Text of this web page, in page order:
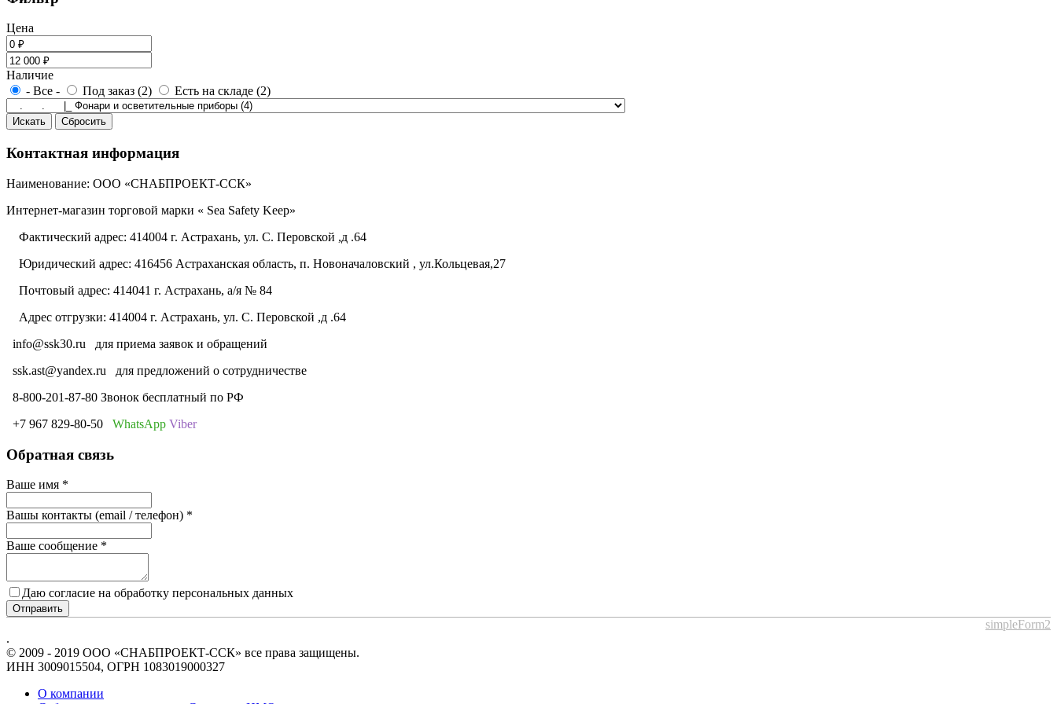
Цена
Наличие
- Все -
Под заказ (2) Есть на складе (2)
Контактная информация
Наименование: ООО «СНАБПРОЕКТ-ССК»
Интернет-магазин торговой марки « Sea Safety Keep»
Фактический адрес: 414004 г. Астрахань, ул. С. Перовской ,д .64
Юридический адрес: 416456 Астраханская область, п. Новоначаловский , ул.Кольцевая,27
Почтовый адрес: 414041 г. Астрахань, а/я № 84
Адрес отгрузки: 414004 г. Астрахань, ул. С. Перовской ,д .64
info@ssk30.ru для приема заявок и обращений
ssk.ast@yandex.ru для предложений о сотрудничестве
8-800-201-87-80 Звонок бесплатный по РФ
+7 967 829-80-50
WhatsApp Viber
Обратная связь
Ваше имя *
Вашы контакты (email / телефон) *
Ваше сообщение *
Даю согласие на обработку персональных данных
Отправить
simpleForm2
.
© 2009 - 2019 ООО «СНАБПРОЕКТ-ССК» все права защищены.
ИНН 3009015504, ОГРН 1083019000327
О компании